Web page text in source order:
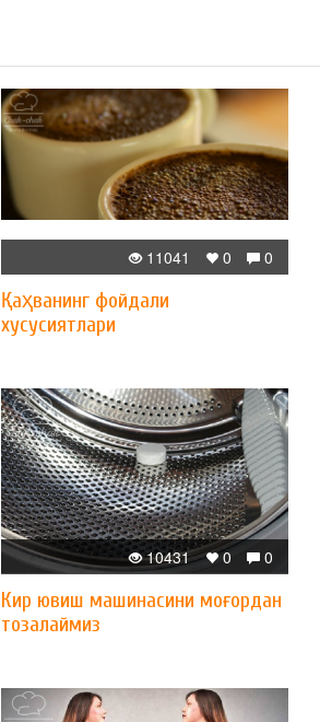
0
0
11041
Қаҳванинг фойдали
хусусиятлари
0
0
10431
Кир ювиш машинасини моғордан
тозалаймиз